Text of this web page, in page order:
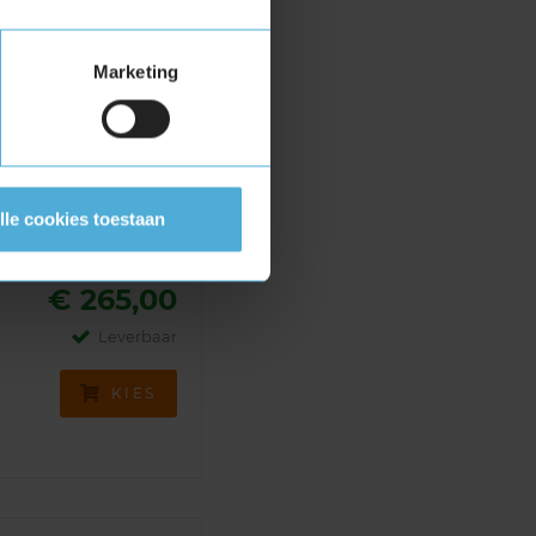
Marketing
cookies toestaan
€ 213,00
Leverbaar
KIES
€ 265,00
Leverbaar
KIES